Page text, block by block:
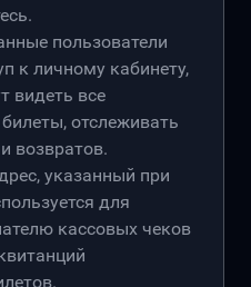
пользователи
к личному кабинету,
видеть все
отслеживать
возвратов.
указанный при
для
кассовых чеков